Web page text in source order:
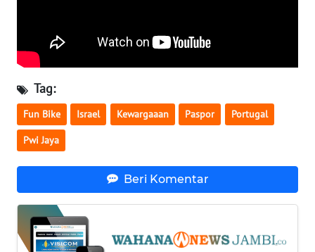
Tag:
Fun Bike Israel Kewargaaan Paspor Portugal
Pwi Jaya
Beri Komentar
WN
WN
NUSANTARA
WN
WN
JATIM